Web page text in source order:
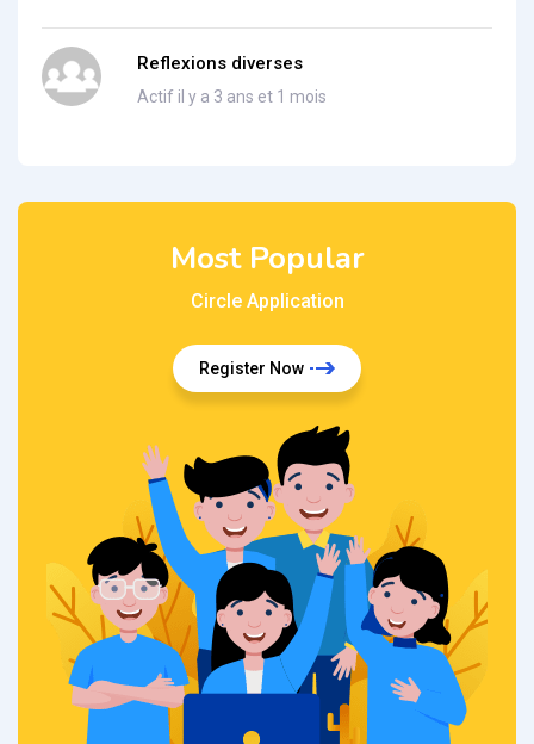
Reflexions diverses
Actif il y a 3 ans et 1 mois
Most Popular
Circle Application
Register Now